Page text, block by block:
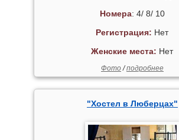
Номера: 4/ 8/ 10
Регистрация: Нет
Женские места: Нет
Фото/подробнее
"Хостел в Люберцах"